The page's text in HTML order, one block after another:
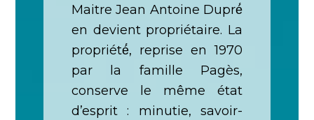
Maitre Jean Antoine Dupré́
en devient propriétaire. La
propriété́, reprise en 1970
par la famille Pagès,
conserve le même état
d’esprit : minutie, savoir-